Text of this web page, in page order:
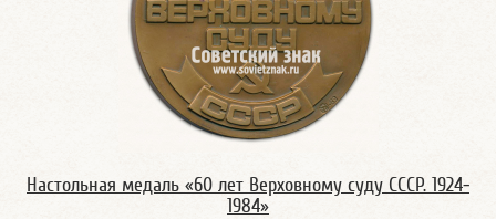
Настольная медаль «60 лет Верховному суду СССР. 1924-
1984»